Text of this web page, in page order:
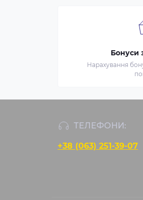
Бонуси
Нарахування
ТЕЛЕФОНИ:
+38 (063) 251-39-07